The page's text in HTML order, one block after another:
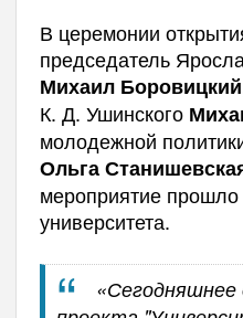
В церемонии
председатель
Михаил Боровицкий
К. Д. Ушинского
молодежной
Ольга
мероприятие
университета.